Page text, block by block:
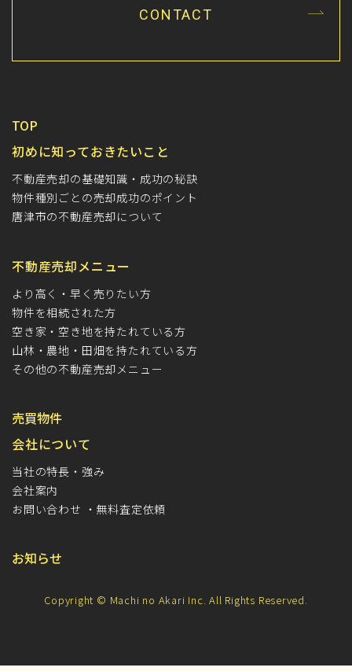
CONTACT
TOP
初めに知っておきたいこと
不動産売却の基礎知識・成功の秘訣
物件種別ごとの売却成功のポイント
唐津市の不動産売却について
不動産売却メニュー
より高く・早く売りたい方
物件を相続された方
空き家・空き地を持たれている方
山林・農地・田畑を持たれている方
その他の不動産売却メニュー
売買物件
会社について
当社の特長・強み
会社案内
お問い合わせ ・無料査定依頼
お知らせ
Copyright © Machi no Akari Inc. All Rights Reserved.